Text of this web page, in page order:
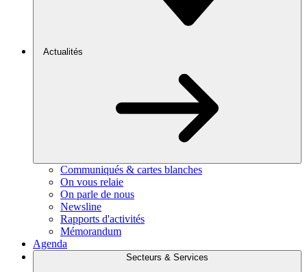
Actualités
Communiqués & cartes blanches
On vous relaie
On parle de nous
Newsline
Rapports d'activités
Mémorandum
Agenda
Secteurs & Services